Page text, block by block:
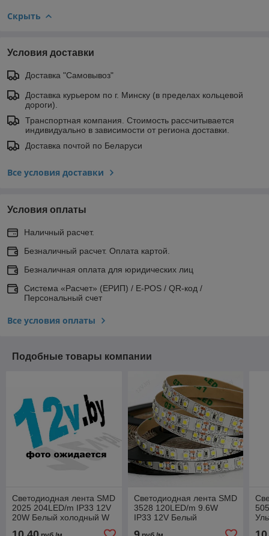
Скрыть
Условия доставки
Доставка "Самовывоз"
Доставка курьером по г. Минску (в пределах кольцевой
дороги).
Транспортная компания. Стоимость рассчитывается
индивидуально в зависимости от региона доставки.
Доставка почтой по Беларуси
Все условия доставки
Условия оплаты
Наличный расчет.
Безналичный расчет. Оплата картой.
Безналичная оплата для юридических лиц
Система «Расчет» (ЕРИП) / E-POS / QR-код /
Персональный счет
Все условия оплаты
Подобные товары компании
Светодиодная лента SMD
2025 204LED/m IP33 12V
20W Белый холодный W
Светодиодная лента SMD
3528 120LED/m 9.6W
IP33 12V Белый